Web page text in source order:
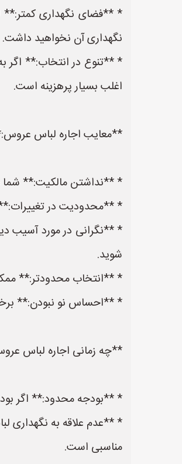
* **فضای نگهداری کمتر:**
نگهداری آن نخواهید داشت.
* **تنوع در انتخاب:** اگر
اغلب بسیار پرهزینه است.
**معایب اجاره لباس
* **نداشتن مالکیت:** شما
* **محدودیت در تغییرات:**
* **نگرانی در مورد آسیب
شوید.
* **انتخاب محدودتر:**
* **احساس نو نبودن:**
**چه زمانی اجاره لباس
* **بودجه محدود:** اگر
* **عدم علاقه به نگهداری
مناسبی است.